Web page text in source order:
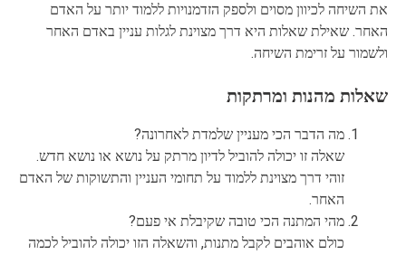
את השיחה לכיוון מסוים ולספק הזדמנויות ללמוד יותר על האדם
האחר. שאילת שאלות היא דרך מצוינת לגלות עניין באדם האחר
ולשמור על זרימת השיחה.
שאלות מהנות ומרתקות
מה הדבר הכי מעניין שלמדת לאחרונה?
שאלה זו יכולה להוביל לדיון מרתק על נושא או נושא חדש.
זוהי דרך מצוינת ללמוד על תחומי העניין והתשוקות של האדם
האחר.
מהי המתנה הכי טובה שקיבלת אי פעם?
כולם אוהבים לקבל מתנות, והשאלה הזו יכולה להוביל לכמה